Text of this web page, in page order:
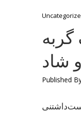
گربه
شاد
Published